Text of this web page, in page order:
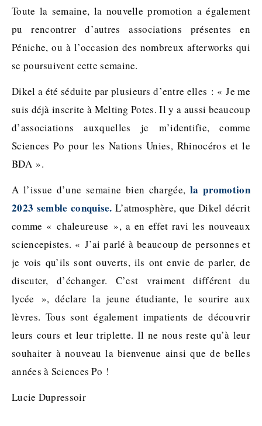
Toute la semaine, la nouvelle promotion a également
pu rencontrer d’autres associations présentes en
Péniche, ou à l’occasion des nombreux afterworks qui
se poursuivent cette semaine.
Dikel a été séduite par plusieurs d’entre elles : « Je me
suis déjà inscrite à Melting Potes. Il y a aussi beaucoup
d’associations auxquelles je m’identifie, comme
Sciences Po pour les Nations Unies, Rhinocéros et le
BDA ».
A l’issue d’une semaine bien chargée, la promotion
2023 semble conquise. L’atmosphère, que Dikel décrit
comme « chaleureuse », a en effet ravi les nouveaux
sciencepistes. « J’ai parlé à beaucoup de personnes et
je vois qu’ils sont ouverts, ils ont envie de parler, de
discuter, d’échanger. C’est vraiment différent du
lycée », déclare la jeune étudiante, le sourire aux
lèvres. Tous sont également impatients de découvrir
leurs cours et leur triplette. Il ne nous reste qu’à leur
souhaiter à nouveau la bienvenue ainsi que de belles
années à Sciences Po !
Lucie Dupressoir